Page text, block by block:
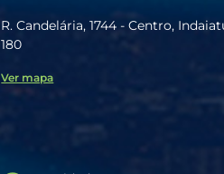
R. Candelária, 1744 - Centro,
180
Ver mapa